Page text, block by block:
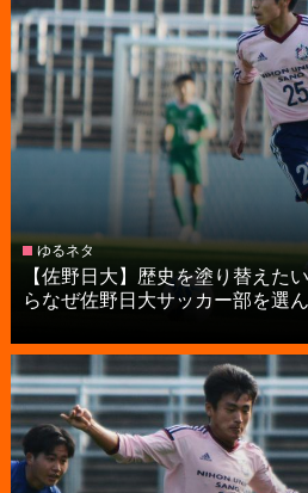
ゆるネタ
【佐野日大】歴史を塗り替えた
らなぜ佐野日大サッカー部を選